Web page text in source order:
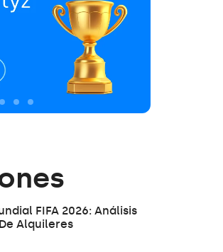
FIFA 2026: Análisis
Alquileres